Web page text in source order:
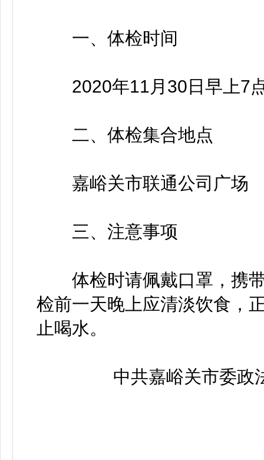
一、体检时间
2020年11月30日早上7
二、体检集合地点
嘉峪关市联通公司广场
三、注意事项
体检时请佩戴口罩，携带
检前一天晚上应清淡饮食，
止喝水。
中共嘉峪关市委政法